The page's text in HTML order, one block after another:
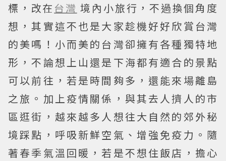
標，改在 台灣 境內小旅行，不過換個角度
想，其實這不也是大家趁機好好欣賞台灣
的美嗎！小而美的台灣卻擁有各種獨特地
形，不論想上山還是下海都有適合的景點
可以前往，若是時間夠多，還能來場離島
之旅。加上疫情關係，與其去人擠人的市
區逛街，越來越多人想往大自然的郊外秘
境踩點，呼吸新鮮空氣、增強免疫力。隨
著春季氣溫回暖，若是不想住飯店，擔心